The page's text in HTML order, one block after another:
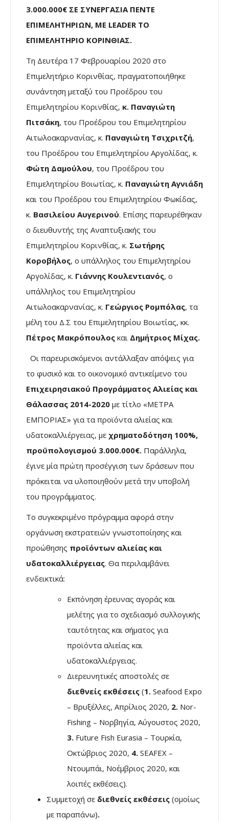
3.000.000€ ΣΕ ΣΥΝΕΡΓΑΣΙΑ ΠΕΝΤΕ
ΕΠΙΜΕΛΗΤΗΡΙΩΝ, ΜΕ LEADERΤΟ
ΕΠΙΜΕΛΗΤΗΡΙΟ ΚΟΡΙΝΘΙΑΣ.
Τη Δευτέρα 17 Φεβρουαρίου 2020 στο
Επιμελητήριο Κορινθίας, πραγματοποιήθηκε
συνάντηση μεταξύ του Προέδρου του
Επιμελητηρίου Κορινθίας, κ. Παναγιώτη
Πιτσάκη, του Προέδρου του Επιμελητηρίου
Αιτωλοακαρνανίας, κ. Παναγιώτη Τσιχριτζή,
του Προέδρου του Επιμελητηρίου Αργολίδας, κ.
Φώτη Δαμούλου, του Προέδρου του
Επιμελητηρίου Βοιωτίας, κ. Παναγιώτη Αγνιάδη
και του Προέδρου του Επιμελητηρίου Φωκίδας,
κ. Βασιλείου Αυγερινού. Επίσης παρευρέθηκαν
ο διευθυντής της Αναπτυξιακής του
Επιμελητηρίου Κορινθίας, κ. Σωτήρης
Κοροβήλος, ο υπάλληλος του Επιμελητηρίου
Αργολίδας, κ. Γιάννης Κουλεντιανός, ο
υπάλληλος του Επιμελητηρίου
Αιτωλοακαρνανίας, κ. Γεώργιος Ρομπόλας, τα
μέλη του Δ.Σ του Επιμελητηρίου Βοιωτίας, κκ.
Πέτρος Μακρόπουλος και Δημήτριος Μίχας.
Οι παρευρισκόμενοι αντάλλαξαν απόψεις για
το φυσικό και το οικονομικό αντικείμενο του
Επιχειρησιακού Προγράμματος Αλιείας και
Θάλασσας 2014-2020 με τίτλο «ΜΕΤΡΑ
ΕΜΠΟΡΙΑΣ» για τα προϊόντα αλιείας και
υδατοκαλλιέργειας, με χρηματοδότηση 100%,
προϋπολογισμού 3.000.000€. Παράλληλα,
έγινε μία πρώτη προσέγγιση των δράσεων που
πρόκειται να υλοποιηθούν μετά την υποβολή
του προγράμματος.
Το συγκεκριμένο πρόγραμμα αφορά στην
οργάνωση εκστρατειών γνωστοποίησης και
προώθησης προϊόντων αλιείας και
υδατοκαλλιέργειας. Θα περιλαμβάνει
ενδεικτικά:
Εκπόνηση έρευνας αγοράς και
μελέτης για το σχεδιασμό συλλογικής
ταυτότητας και σήματος για
προϊόντα αλιείας και
υδατοκαλλιέργειας.
Διερευνητικές αποστολές σε
διεθνείς εκθέσεις (1. Seafood Expo
– Βρυξέλλες, Απρίλιος 2020, 2. Nor-
Fishing – Νορβηγία, Αύγουστος 2020,
3. Future Fish Eurasia – Τουρκία,
Οκτώβριος 2020, 4. SEAFEX –
Ντουμπάι, Νοέμβριος 2020, και
λοιπές εκθέσεις).
Συμμετοχή σε διεθνείς εκθέσεις (ομοίως
με παραπάνω).